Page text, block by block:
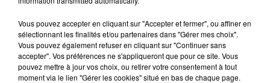
MORNING SHOW 08H43 du 03.06.2026
Le Morning Show
Vous pouvez accepter en cliquant sur "Accepter et fermer", ou affiner en
sélectionnant les finalités et/ou partenaires dans "Gérer mes choix".
Vous pouvez également refuser en cliquant sur "Continuer sans
accepter". Vos préférences ne s'appliqueront que pour ce site. Vous
pouvez mettre à jour vos choix, ou retirer votre consentement à tout
moment via le lien "Gérer les cookies" situé en bas de chaque page.